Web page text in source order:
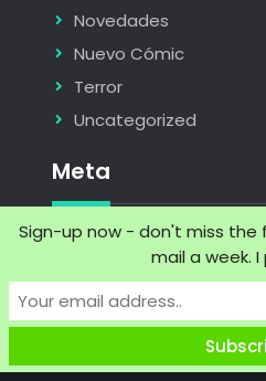
Novedades
Nuevo Cómic
Terror
Uncategorized
Meta
Log in
Entries feed
Comments feed
Sign-up now - don't miss the
mail a week. I